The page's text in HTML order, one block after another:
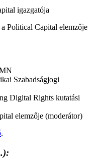
igazgatója
a Political Capital elemzője
Szabadságjogi
Digital Rights kutatási
elemzője (moderátor)
.